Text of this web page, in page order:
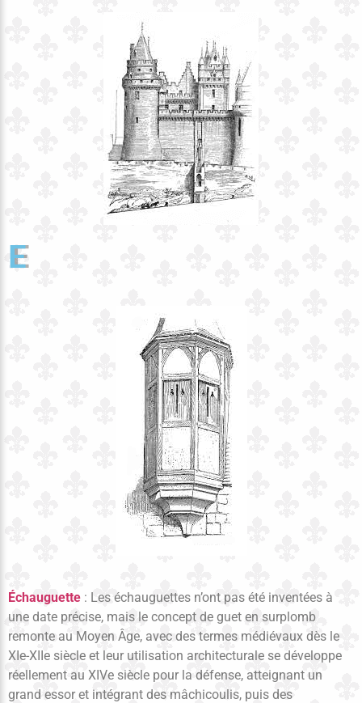
E
Échauguette : Les échauguettes n’ont pas été inventées à
une date précise, mais le concept de guet en surplomb
remonte au Moyen Âge, avec des termes médiévaux dès le
XIe-XIIe siècle et leur utilisation architecturale se développe
réellement au XIVe siècle pour la défense, atteignant un
grand essor et intégrant des mâchicoulis, puis des